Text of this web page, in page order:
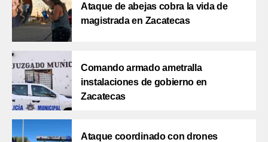
Ataque de abejas cobra la vida de
magistrada en Zacatecas
Comando armado ametralla
instalaciones de gobierno en
Zacatecas
Ataque coordinado con drones